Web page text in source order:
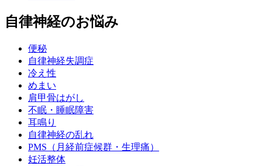
自律神経のお悩み
便秘
自律神経失調症
冷え性
めまい
肩甲骨はがし
不眠・睡眠障害
耳鳴り
自律神経の乱れ
PMS（月経前症候群・生理痛）
妊活整体